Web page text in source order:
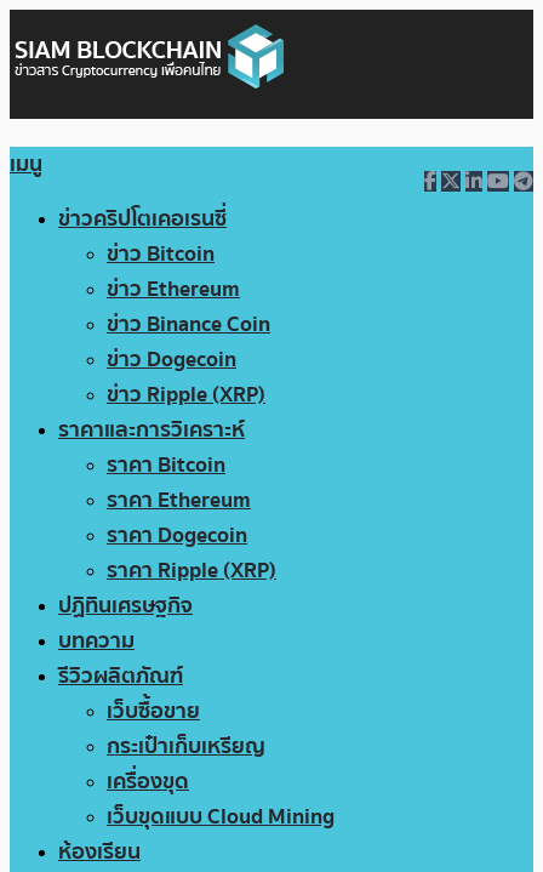
เมนู
ข่าวคริปโตเคอเรนซี่
ข่าว Bitcoin
ข่าว Ethereum
ข่าว Binance Coin
ข่าว Dogecoin
ข่าว Ripple (XRP)
ราคาและการวิเคราะห์
ราคา Bitcoin
ราคา Ethereum
ราคา Dogecoin
ราคา Ripple (XRP)
ปฏิทินเศรษฐกิจ
บทความ
รีวิวผลิตภัณฑ์
เว็บซื้อขาย
กระเป๋าเก็บเหรียญ
เครื่องขุด
เว็บขุดแบบ Cloud Mining
ห้องเรียน